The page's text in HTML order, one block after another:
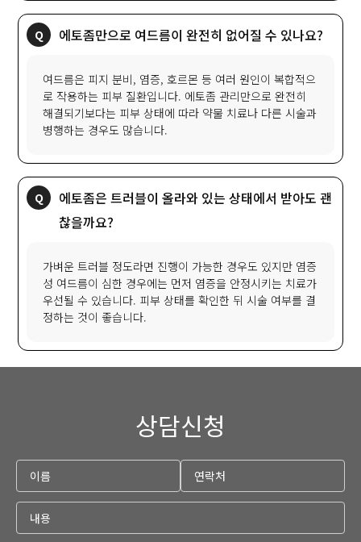
에토좀만으로 여드름이 완전히 없어질 수 있나요?
여드름은 피지 분비, 염증, 호르몬 등 여러 원인이 복합적으
로 작용하는 피부 질환입니다. 에토좀 관리만으로 완전히
해결되기보다는 피부 상태에 따라 약물 치료나 다른 시술과
병행하는 경우도 많습니다.
에토좀은 트러블이 올라와 있는 상태에서 받아도 괜
찮을까요?
가벼운 트러블 정도라면 진행이 가능한 경우도 있지만 염증
성 여드름이 심한 경우에는 먼저 염증을 안정시키는 치료가
우선될 수 있습니다. 피부 상태를 확인한 뒤 시술 여부를 결
정하는 것이 좋습니다.
상담신청